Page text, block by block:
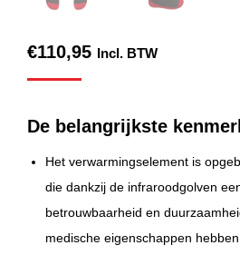
€110,95 Incl. BTW
De belangrijkste
Het verwarmingselement is
die dankzij de infraroodgolven
betrouwbaarheid en
medische eigenschappen hebben.